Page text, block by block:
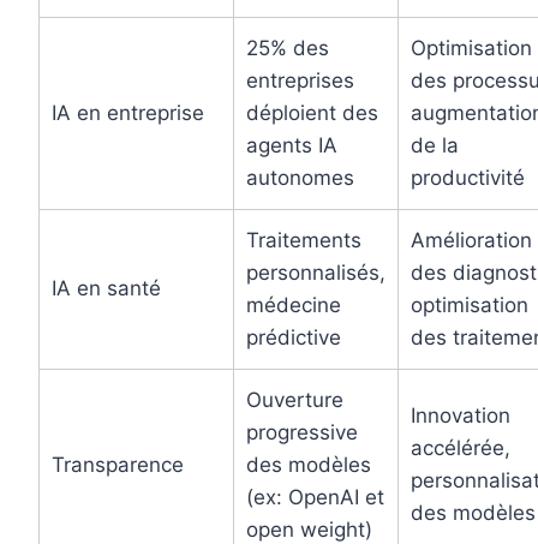
IA en entreprise
25% des
entreprises
déploient des
agents IA
autonomes
Optimisation
des
de la
productivité
IA en santé
Traitements
personnalisés,
médecine
prédictive
Amélioration
des
optimisation
des
Transparence
Ouverture
progressive
des modèles
(ex: OpenAI et
open weight)
Innovation
accélérée,
des modèles